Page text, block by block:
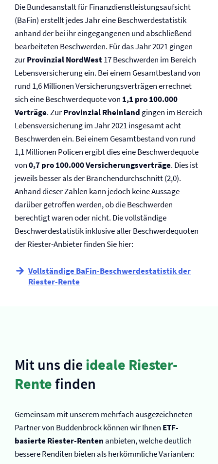
Die Bundesanstalt für Finanzdienstleistungsaufsicht
(BaFin) erstellt jedes Jahr eine Beschwerdestatistik
anhand der bei ihr eingegangenen und abschließend
bearbeiteten Beschwerden. Für das Jahr 2021 gingen
zurProvinzial NordWest17 Beschwerden im Bereich
Lebens­versicherung ein. Bei einem Gesamtbestand von
rund 1,6 Millionen Versicherungsverträgen errechnet
sich eine Beschwerdequote von 1,1 pro 100.000
Verträge. ZurProvinzial Rheinland gingen im Bereich
Lebens­versicherung im Jahr 2021 insgesamt acht
Beschwerden ein. Bei einem Gesamtbestand von rund
1,1 Millionen Policen ergibt dies eine Beschwerdequote
von0,7 pro 100.000 Versicherungsverträge. Dies ist
jeweils besser als der Branchendurchschnitt (2,0).
Anhand dieser Zahlen kann jedoch keine Aussage
darüber getroffen werden, ob die Beschwerden
berechtigt waren oder nicht. Die vollständige
Beschwerdestatistik inklusive aller Beschwerdequoten
der Riester-Anbieter finden Sie hier:
Vollständige BaFin-Beschwerdestatistik der
Riester-Rente
Mit uns die ideale Riester-
Rentefinden
Gemeinsam mit unserem mehrfach ausgezeichneten
Partner von Buddenbrock können wir Ihnen ETF-
basierte Riester-Renten anbieten, welche deutlich
bessere Renditen bieten als herkömmliche Varianten: